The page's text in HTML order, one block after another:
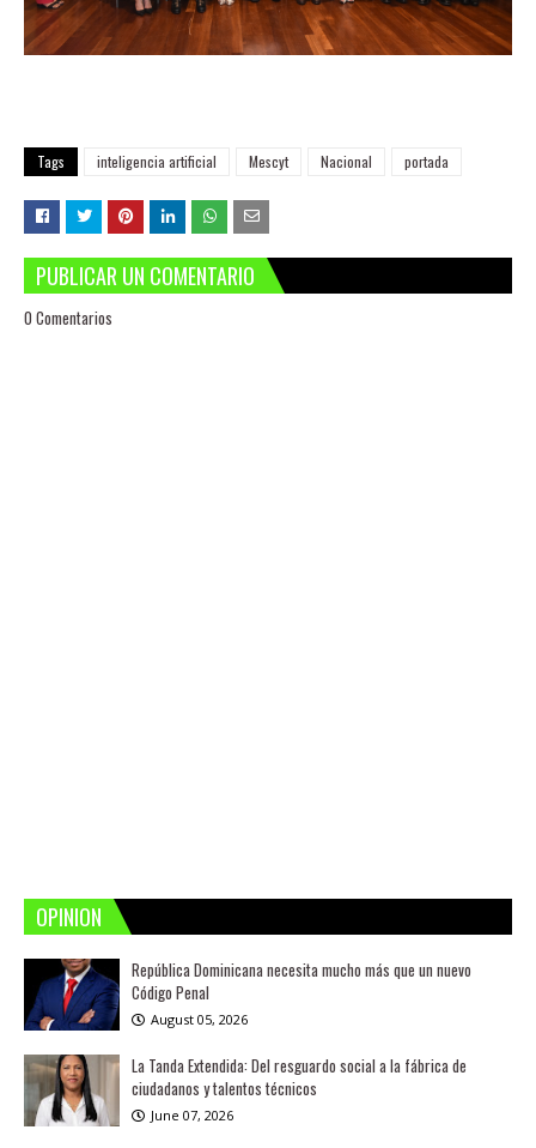
Tags inteligencia artificial Mescyt Nacional portada
PUBLICAR UN COMENTARIO
0 Comentarios
OPINION
República Dominicana necesita mucho más que un nuevo
Código Penal
August 05, 2026
La Tanda Extendida: Del resguardo social a la fábrica de
ciudadanos y talentos técnicos
June 07, 2026